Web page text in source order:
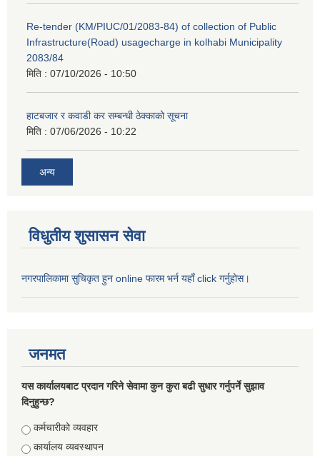
Re-tender (KM/PIUC/01/2083-84) of collection of Public
Infrastructure(Road) usagecharge in kolhabi Municipality
2083/84
मिति : 07/10/2026 - 10:50
हाटबजार र कवाडी कर सम्बन्धी ठेक्काको सूचना
मिति : 07/06/2026 - 10:22
अन्य
विधुतीय शुसासन सेवा
नगरपालिकामा सुचिकृत हुन online फारम भर्न यहाँ click गर्नुहोस।
जनमत
यस कार्यालयबाट प्रदान गरिने सेवामा कुन कुरा बढी सुधार गर्नुपर्ने सुझाव
दिनुहुन्छ?
Choices
कर्मचारीको व्यवहार
कार्यालय व्यवस्थापन